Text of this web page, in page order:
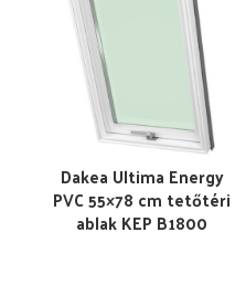
Dakea Ultima Energy
PVC 55×78 cm tetőtéri
ablak KEP B1800